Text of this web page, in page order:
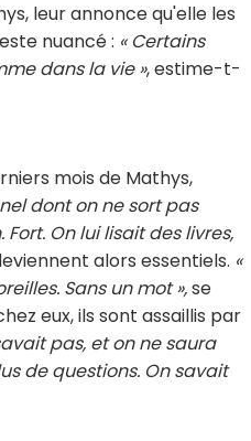
leur annonce qu'elle les
nuancé : « Certains
dans la vie », estime-t-
mois de Mathys,
dont on ne sort pas
On lui lisait des livres,
alors essentiels. «
Sans un mot »,se
eux, ils sont assaillis par
pas, et on ne saura
de questions. On savait